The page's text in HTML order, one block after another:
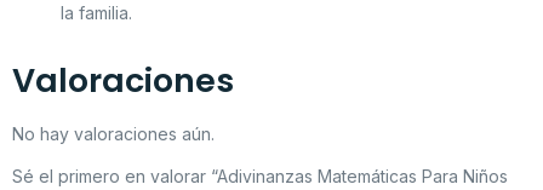
la familia.
Valoraciones
No hay valoraciones aún.
Sé el primero en valorar “Adivinanzas Matemáticas Para Niños